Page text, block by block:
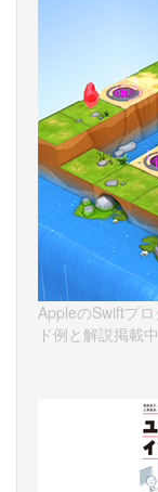
AppleのSwiftプ
ド例と解説掲載